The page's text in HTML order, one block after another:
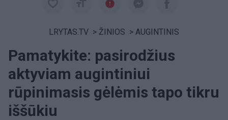
LRYTAS.TV > ŽINIOS > AUGINTINIS
Pamatykite: pasirodžius
aktyviam augintiniui
rūpinimasis gėlėmis tapo tikru
iššūkiu